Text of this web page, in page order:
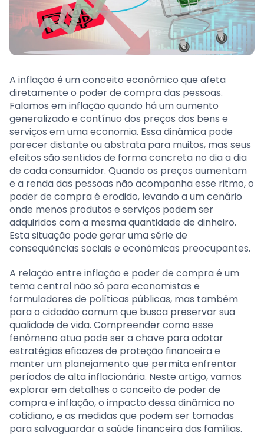
A inflação é um conceito econômico que afeta
diretamente o poder de compra das pessoas.
Falamos em inflação quando há um aumento
generalizado e contínuo dos preços dos bens e
serviços em uma economia. Essa dinâmica pode
parecer distante ou abstrata para muitos, mas seus
efeitos são sentidos de forma concreta no dia a dia
de cada consumidor. Quando os preços aumentam
e a renda das pessoas não acompanha esse ritmo, o
poder de compra é erodido, levando a um cenário
onde menos produtos e serviços podem ser
adquiridos com a mesma quantidade de dinheiro.
Esta situação pode gerar uma série de
consequências sociais e econômicas preocupantes.
A relação entre inflação e poder de compra é um
tema central não só para economistas e
formuladores de políticas públicas, mas também
para o cidadão comum que busca preservar sua
qualidade de vida. Compreender como esse
fenômeno atua pode ser a chave para adotar
estratégias eficazes de proteção financeira e
manter um planejamento que permita enfrentar
períodos de alta inflacionária. Neste artigo, vamos
explorar em detalhes o conceito de poder de
compra e inflação, o impacto dessa dinâmica no
cotidiano, e as medidas que podem ser tomadas
para salvaguardar a saúde financeira das famílias.